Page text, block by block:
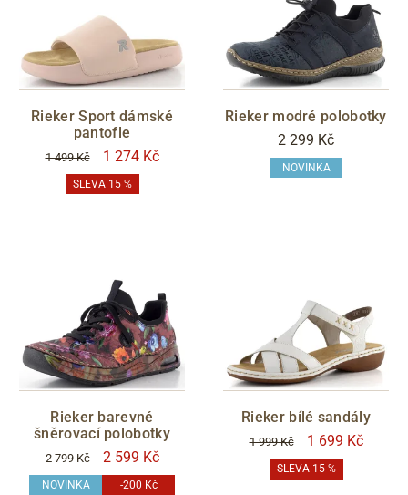
Rieker Sport dámské
pantofle
1 499 Kč 1 274 Kč
SLEVA 15 %
Rieker modré polobotky
2 299 Kč
NOVINKA
Rieker barevné
šněrovací polobotky
2 799 Kč 2 599 Kč
NOVINKA -200 Kč
Rieker bílé sandály
1 999 Kč 1 699 Kč
SLEVA 15 %